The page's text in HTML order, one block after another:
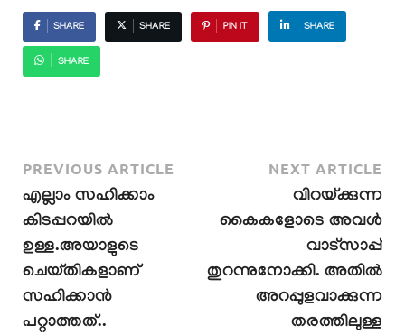
SHARE SHARE PIN IT SHARE
SHARE
PREVIOUS ARTICLE
എല്ലാം സഹിക്കാം
കിടപ്പറയിൽ
ഉള്ള.അയാളുടെ
ചെയ്തികളാണ്
സഹിക്കാൻ
പറ്റാത്തത്..
NEXT ARTICLE
വിറയ്ക്കുന്ന
കൈകളോടെ അവൾ
വാട്സാപ്പ്
തുറന്നുനോക്കി. അതിൽ
അറപ്പുളവാക്കുന്ന
തരത്തിലുള്ള